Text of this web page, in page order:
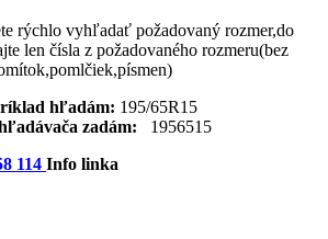
rýchlo vyhľadať požadovaný rozmer,do
len čísla z požadovaného rozmeru(bez
hľadám: 195/65R15
zadám: 1956515
114 Info linka